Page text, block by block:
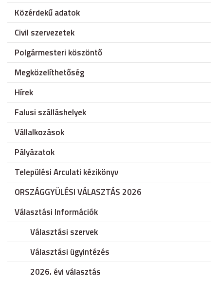
Közérdekű adatok
Civil szervezetek
Polgármesteri köszöntő
Megközelíthetőség
Hírek
Falusi szálláshelyek
Vállalkozások
Pályázatok
Települési Arculati kézikönyv
ORSZÁGGYÜLÉSI VÁLASZTÁS 2026
Választási Információk
Választási szervek
Választási ügyintézés
2026. évi választás